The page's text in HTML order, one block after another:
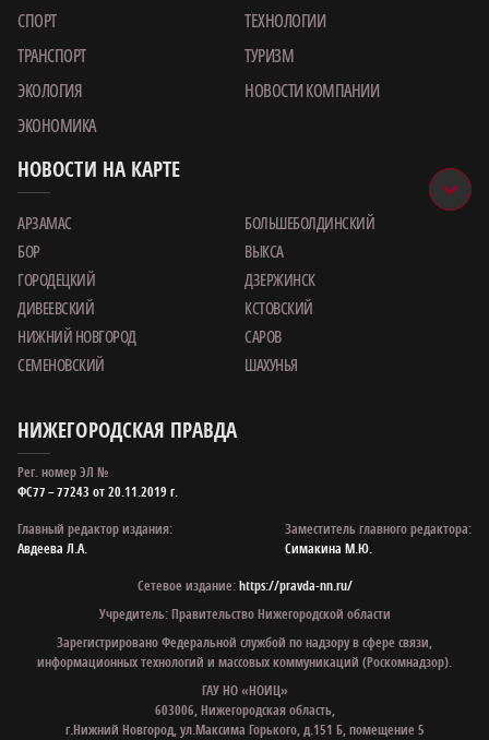
СПОРТ
ТЕХНОЛОГИИ
ТРАНСПОРТ
ТУРИЗМ
ЭКОЛОГИЯ
НОВОСТИ КОМПАНИИ
ЭКОНОМИКА
НОВОСТИ НА КАРТЕ
АРЗАМАС
БОЛЬШЕБОЛДИНСКИЙ
БОР
ВЫКСА
ГОРОДЕЦКИЙ
ДЗЕРЖИНСК
ДИВЕЕВСКИЙ
КСТОВСКИЙ
НИЖНИЙ НОВГОРОД
САРОВ
СЕМЕНОВСКИЙ
ШАХУНЬЯ
НИЖЕГОРОДСКАЯ ПРАВДА
Рег. номер ЭЛ №
ФС77 – 77243 от 20.11.2019 г.
Главный редактор издания:
Авдеева Л.А.
Заместитель главного редактора:
Симакина М.Ю.
Сетевое издание:https://pravda-nn.ru/
Учредитель: Правительство Нижегородской области
Зарегистрировано Федеральной службой по надзору в сфере связи,
информационных технологий и массовых коммуникаций (Роскомнадзор).
ГАУ НО «НОИЦ»
603006, Нижегородская область,
г.Нижний Новгород, ул.Максима Горького, д.151 Б, помещение 5